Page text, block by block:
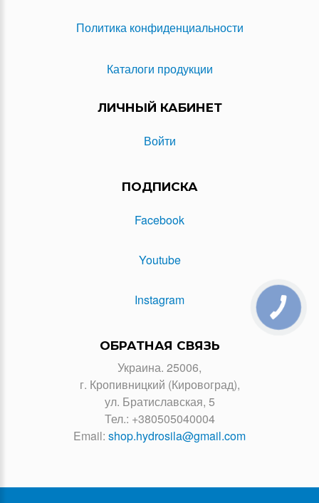
Политика конфиденциальности
Каталоги продукции
ЛИЧНЫЙ КАБИНЕТ
Войти
ПОДПИСКА
Facebook
Youtube
Instagram
ОБРАТНАЯ СВЯЗЬ
Украина. 25006,
г. Кропивницкий (Кировоград),
ул. Братиславская, 5
Тел.: +380505040004
Email: shop.hydrosila@gmail.com